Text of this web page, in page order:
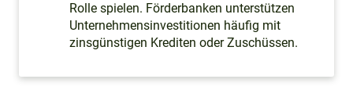
Rolle spielen. Förderbanken unterstützen
Unternehmensinvestitionen häufig mit
zinsgünstigen Krediten oder Zuschüssen.